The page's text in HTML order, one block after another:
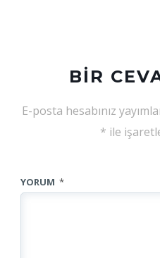
BIR
E-posta hesabınız
* ile
YORUM *